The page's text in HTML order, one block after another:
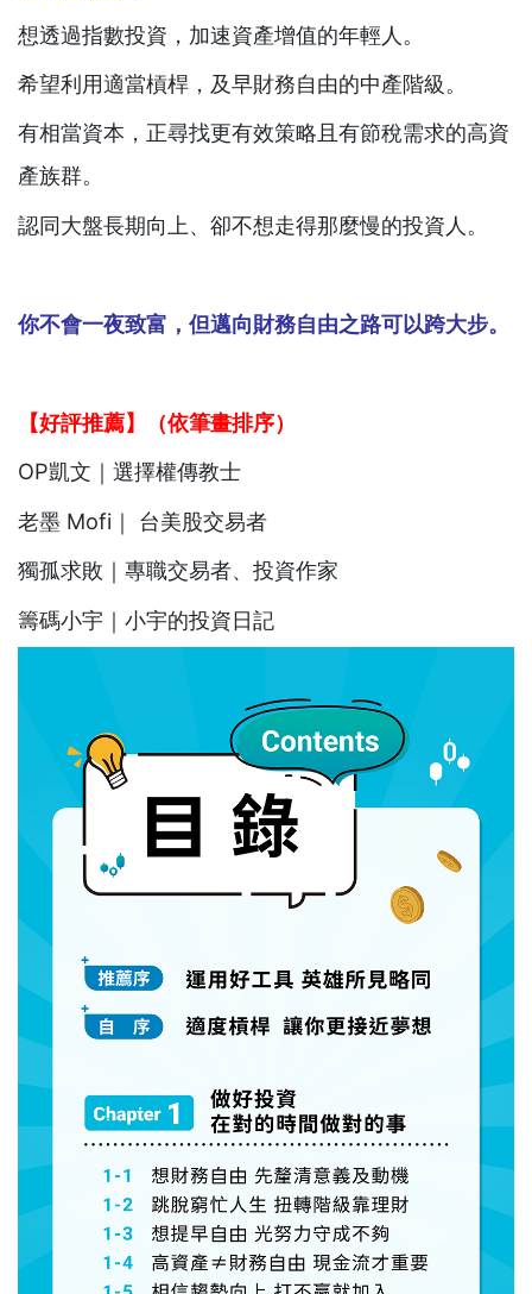
想透過指數投資，加速資產增值的年輕人。
希望利用適當槓桿，及早財務自由的中產階級。
有相當資本，正尋找更有效策略且有節稅需求的高資
產族群。
認同大盤長期向上、卻不想走得那麼慢的投資人。
你不會一夜致富，但邁向財務自由之路可以跨大步。
【好評推薦】（依筆畫排序）
OP凱文｜選擇權傳教士
老墨 Mofi｜ 台美股交易者
獨孤求敗｜專職交易者、投資作家
籌碼小宇｜小宇的投資日記